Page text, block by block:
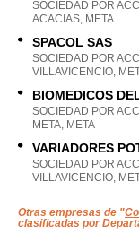
SOCIEDAD POR
ACACIAS, META
SPACOL SAS
SOCIEDAD POR
VILLAVICENCIO,
BIOMEDICOS
SOCIEDAD POR
META, META
VARIADORES
SOCIEDAD POR
VILLAVICENCIO,
Otras empresas de "
clasificadas por